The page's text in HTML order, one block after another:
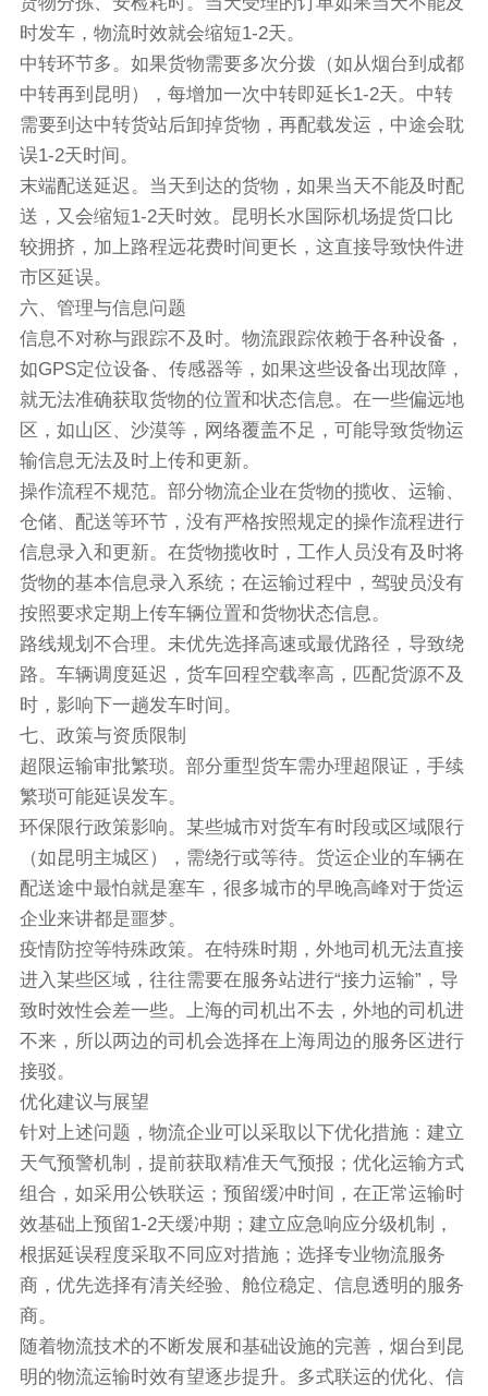
时发车，物流时效就会缩短1-2天。
中转环节多。如果货物需要多次分拨（如从烟台到成都
中转再到昆明），每增加一次中转即延长1-2天。中转
需要到达中转货站后卸掉货物，再配载发运，中途会耽
误1-2天时间。
末端配送延迟。当天到达的货物，如果当天不能及时配
送，又会缩短1-2天时效。昆明长水国际机场提货口比
较拥挤，加上路程远花费时间更长，这直接导致快件进
市区延误。
六、管理与信息问题
信息不对称与跟踪不及时。物流跟踪依赖于各种设备，
如GPS定位设备、传感器等，如果这些设备出现故障，
就无法准确获取货物的位置和状态信息。在一些偏远地
区，如山区、沙漠等，网络覆盖不足，可能导致货物运
输信息无法及时上传和更新。
操作流程不规范。部分物流企业在货物的揽收、运输、
仓储、配送等环节，没有严格按照规定的操作流程进行
信息录入和更新。在货物揽收时，工作人员没有及时将
货物的基本信息录入系统；在运输过程中，驾驶员没有
按照要求定期上传车辆位置和货物状态信息。
路线规划不合理。未优先选择高速或最优路径，导致绕
路。车辆调度延迟，货车回程空载率高，匹配货源不及
时，影响下一趟发车时间。
七、政策与资质限制
超限运输审批繁琐。部分重型货车需办理超限证，手续
繁琐可能延误发车。
环保限行政策影响。某些城市对货车有时段或区域限行
（如昆明主城区），需绕行或等待。货运企业的车辆在
配送途中最怕就是塞车，很多城市的早晚高峰对于货运
企业来讲都是噩梦。
疫情防控等特殊政策。在特殊时期，外地司机无法直接
进入某些区域，往往需要在服务站进行“接力运输”，导
致时效性会差一些。上海的司机出不去，外地的司机进
不来，所以两边的司机会选择在上海周边的服务区进行
接驳。
优化建议与展望
针对上述问题，物流企业可以采取以下优化措施：建立
天气预警机制，提前获取精准天气预报；优化运输方式
组合，如采用公铁联运；预留缓冲时间，在正常运输时
效基础上预留1-2天缓冲期；建立应急响应分级机制，
根据延误程度采取不同应对措施；选择专业物流服务
商，优先选择有清关经验、舱位稳定、信息透明的服务
商。
随着物流技术的不断发展和基础设施的完善，烟台到昆
明的物流运输时效有望逐步提升。多式联运的优化、信